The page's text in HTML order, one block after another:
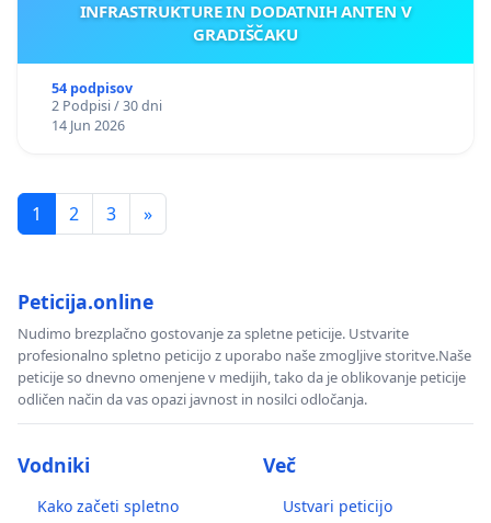
INFRASTRUKTURE IN DODATNIH ANTEN V
GRADIŠČAKU
54 podpisov
2 Podpisi / 30 dni
14 Jun 2026
1 2 3 »
Peticija.online
Nudimo brezplačno gostovanje za spletne peticije. Ustvarite
profesionalno spletno peticijo z uporabo naše zmogljive storitve.Naše
peticije so dnevno omenjene v medijih, tako da je oblikovanje peticije
odličen način da vas opazi javnost in nosilci odločanja.
Vodniki
Kako začeti spletno
Več
Ustvari peticijo